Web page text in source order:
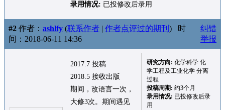
录用情况: 已投修改后录用
#2 作者： ashlfy (联系作者 | 作者点评过的期刊 ) 时
间：2018-06-11 14:36
纠错
举报
2017.7 投稿
2018.5 接收出版
期间，改语言一次，
大修3次。期间遇见
研究方向: 化学科学 化
学工程及工业化学 分离
过程
投稿周期: 约3个月
录用情况: 已投修改后录
用